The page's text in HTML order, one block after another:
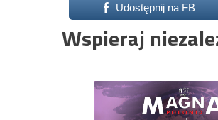
Udostępnij na FB
Wspieraj